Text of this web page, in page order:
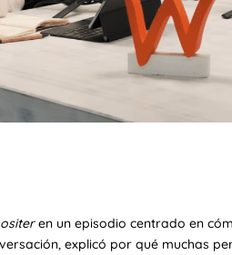
en un episodio centrado en
explicó por qué muchas